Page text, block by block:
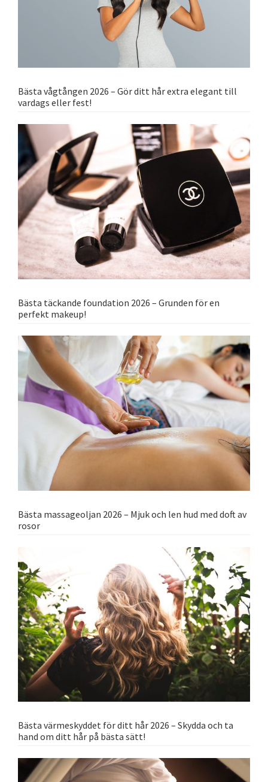
Bästa vågtången 2026 – Gör ditt hår extra elegant till
vardags eller fest!
Bästa täckande foundation 2026 – Grunden för en
perfekt makeup!
Bästa massageoljan 2026 – Mjuk och len hud med doft av
rosor
Bästa värmeskyddet för ditt hår 2026 – Skydda och ta
hand om ditt hår på bästa sätt!